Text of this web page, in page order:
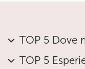
TOP 5 Dove
TOP 5